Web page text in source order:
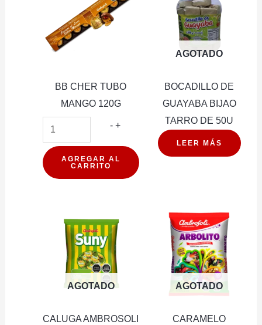
(PXDP)
BB CHER TUBO
MANGO 120G
- BB
TUBO
MANGO
+
AGREGAR AL
CARRITO
AGOTADO
BOCADILLO DE
GUAYABA BIJAO
TARRO DE 50U
LEER MÁS
AGOTADO
CALUGA AMBROSOLI
AGOTADO
CARAMELO